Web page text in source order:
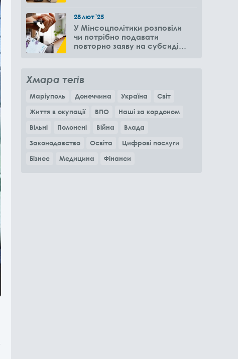
28лют'25
У Мінсоцполітики розповіли
чи потрібно подавати
повторно заяву на субсидію
Хмара тегів
Маріуполь Донеччина Україна
Світ
Життя в окупації
ВПО
Наші за кордоном
Вільні
Полонені Війна
Влада
Законодавство
Освіта
Цифрові послуги
Бізнес
Медицина Фінанси